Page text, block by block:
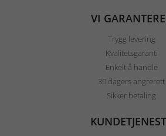
VI
Trygg levering
Kvalitetsgaranti
Enkelt å handle
30 dagers angrerett
Sikker betaling